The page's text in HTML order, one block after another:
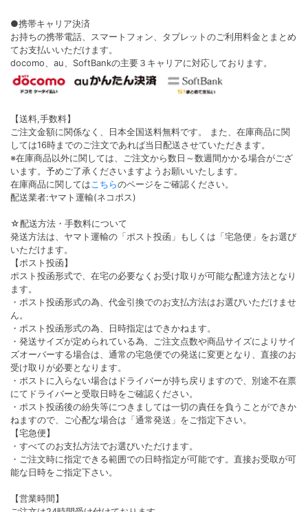
●携帯キャリア決済
お持ちの携帯電話、スマートフォン、タブレットのご利用料金とまとめ
てお支払いいただけます。
docomo、au、SoftBankの主要３キャリアに対応しております。
【送料,手数料】
ご注文金額に関係なく、日本全国送料無料です。 また、在庫商品に関
しては16時までのご注文であれば当日配送させていただきます。
※在庫商品以外に関しては、ご注文から数日～数週間かかる場合がござ
います。予めご了承くださいますようお願いいたします。
在庫商品に関しては こちらのページをご確認ください。
配送業者:ヤマト運輸(ネコポス)
☆配送方法・手数料について
発送方法は、ヤマト運輸の「ポスト投函」もしくは「宅急便」をお選び
いただけます。
【ポスト投函】
ポスト投函形式で、在宅の必要なくお受け取りが可能な配達方法となり
ます。
・ポスト投函形式の為、代金引換でのお支払方法はお選びいただけませ
ん。
・ポスト投函形式の為、日時指定はできかねます。
・発送サイズが定められている為、ご注文点数や商品サイズによりサイ
ズオーバーする場合は、通常の宅急便での発送に変更となり、直接のお
受け取りが必要となります。
・ポストに入らない場合はドライバーが持ち戻りますので、別途不在票
にてドライバーと受取日時をご確認ください。
・ポスト投函後の紛失等につきましては一切の責任を負うことができか
ねますので、ご心配な場合は「通常発送」をご指定下さい。
【宅急便】
・すべてのお支払方法でお選びいただけます。
・ご注文時に指定できる範囲での日時指定が可能です。直接お受取が可
能な日時をご指定下さい。
【営業時間】